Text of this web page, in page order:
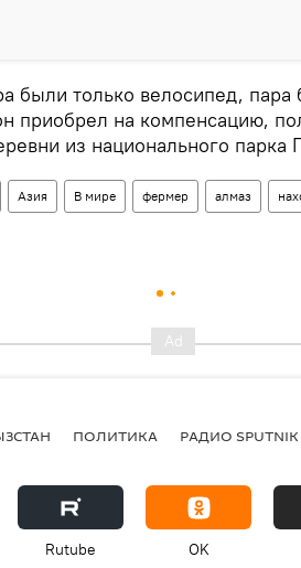
были только велосипед, пара
приобрел на компенсацию,
из национального парка
Азия В мире фермер алмаз
ПОЛИТИКА РАДИО
Rutube OK